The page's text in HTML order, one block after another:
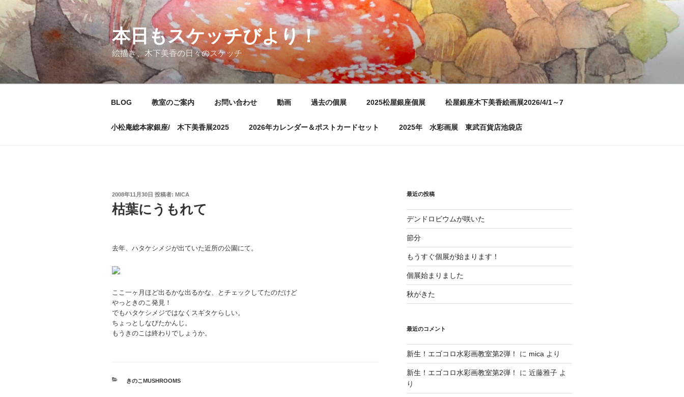
ン
テ
ン
ツ
へ
本日もスケッチびより！
絵描き、木下美香の日々のスケッチ
BLOG 教室のご案内 お問い合わせ 動画 過去の個展 2025松屋銀座個展 松屋銀座木下美香絵画展2026/4/1～7
小松庵総本家銀座/ 木下美香展2025 2026年カレンダー＆ポストカードセット 2025年 水彩画展 東武百貨店池袋店
投
稿
日:
2008年11月30日 投稿者: MICA
枯葉にうもれて
去年、ハタケシメジが出ていた近所の公園にて。
ここ一ヶ月ほど出るかな出るかな、とチェックしてたのだけど
やっときのこ発見！
でもハタケシメジではなくスギタケらしい。
ちょっとしなびたかんじ。
もうきのこは終わりでしょうか。
カ
きのこMUSHROOMS
最近の投稿
デンドロビウムが咲いた
節分
もうすぐ個展が始まります！
個展始まりました
秋がきた
最近のコメント
新生！エゴコロ水彩画教室第2弾！ に mica より
新生！エゴコロ水彩画教室第2弾！ に 近藤雅子よ
り